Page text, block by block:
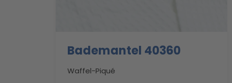
Bademantel 40360
Waffel-Piqué